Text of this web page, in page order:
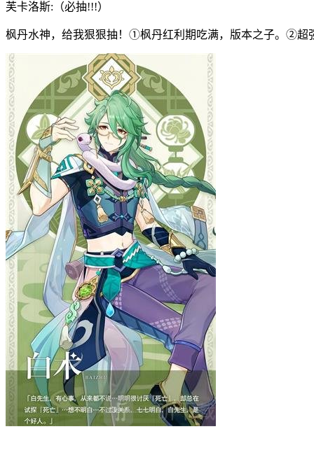
芙卡洛斯:（必抽!!!）
枫丹水神，给我狠狠抽！①枫丹红利期吃满，版本之子。②超